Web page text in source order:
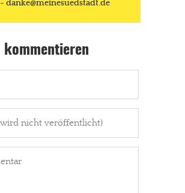
danke@meinesuedstadt.de